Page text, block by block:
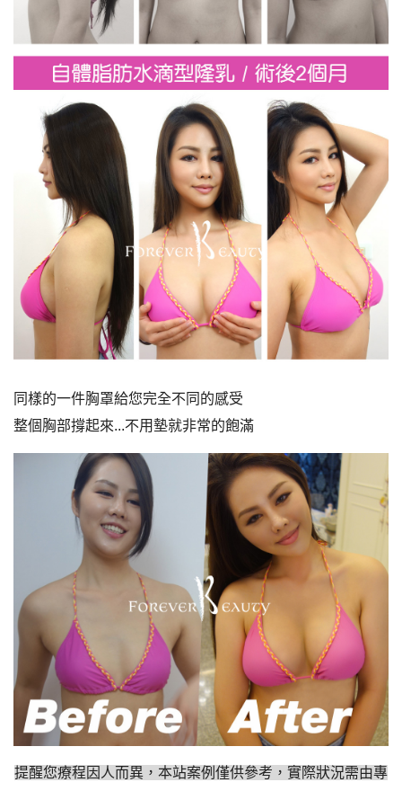
同樣的一件胸罩給您完全不同的感受
整個胸部撐起來...不用墊就非常的飽滿
提醒您療程因人而異，本站案例僅供參考，實際狀況需由專